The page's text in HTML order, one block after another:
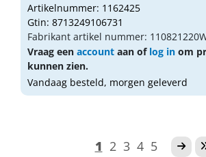
Artikelnummer: 1162425
Gtin: 8713249106731
Fabrikant artikel nummer:
Vraag een account aan of log in om
kunnen zien.
Vandaag besteld, morgen geleverd
1 2 3 4 5